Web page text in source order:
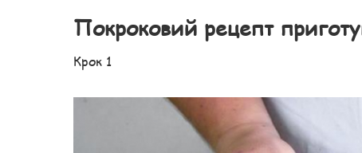
Покроковий рецепт
Крок 1